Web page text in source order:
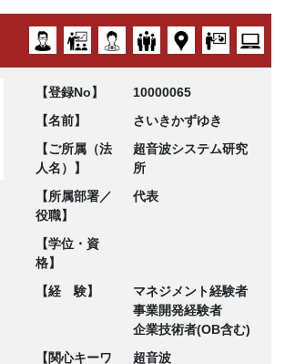
【登録No】
10000065
【名前】
さいきかずゆき
【ご所属（法
人名）】
超音波システム研究
所
【所属部署／
役職】
代表
【学位・資
格】
【経 験】
マネジメント経験者
事業開発経験者
企業技術者(OB含む)
【関心キーワ
超音波